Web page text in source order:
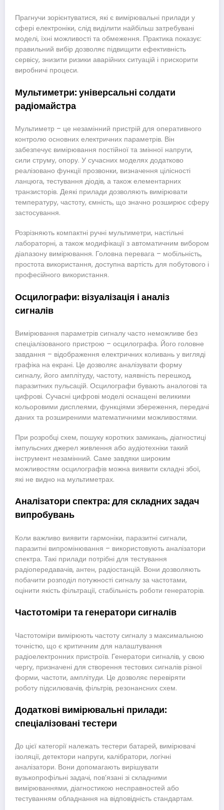
Прагнучи зорієнтуватися, які є вимірювальні прилади у
сфері електроніки, слід виділити найбільш затребувані
моделі, їхні можливості та обмеження. Практика показує:
правильний вибір дозволяє підвищити ефективність
сервісу, знизити ризики аварійних ситуацій і прискорити
виробничі процеси.
Мультиметри: універсальні солдати
радіомайстра
Мультиметр – це незамінний пристрій для оперативного
контролю основних електричних параметрів. Він
забезпечує вимірювання постійної та змінної напруги,
сили струму, опору. У сучасних моделях додатково
реалізовано функції прозвонки, визначення цілісності
ланцюга, тестування діодів, а також елементарних
транзисторів. Деякі прилади дозволяють вимірювати
температуру, частоту, ємність, що значно розширює сферу
застосування.
Розрізняють компактні ручні мультиметри, настільні
лабораторні, а також модифікації з автоматичним вибором
діапазону вимірювання. Головна перевага – мобільність,
простота використання, доступна вартість для побутового і
професійного використання.
Осцилографи: візуалізація і аналіз
сигналів
Вимірювання параметрів сигналу часто неможливе без
спеціалізованого пристрою – осцилографа. Його головне
завдання – відображення електричних коливань у вигляді
графіка на екрані. Це дозволяє аналізувати форму
сигналу, його амплітуду, частоту, наявність перешкод,
паразитних пульсацій. Осцилографи бувають аналогові та
цифрові. Сучасні цифрові моделі оснащені великими
кольоровими дисплеями, функціями збереження, передачі
даних та розширеними математичними можливостями.
При розробці схем, пошуку коротких замикань, діагностиці
імпульсних джерел живлення або аудіотехніки такий
інструмент незамінний. Саме завдяки широким
можливостям осцилографів можна виявити складні збої,
які не видно на мультиметрах.
Аналізатори спектра: для складних задач
випробувань
Коли важливо виявити гармоніки, паразитні сигнали,
паразитні випромінювання – використовують аналізатори
спектра. Такі прилади потрібні для тестування
радіопередавачів, антен, радіостанцій. Вони дозволяють
побачити розподіл потужності сигналу за частотами,
оцінити якість фільтрації, стабільність роботи генераторів.
Частотоміри та генератори сигналів
Частотоміри вимірюють частоту сигналу з максимальною
точністю, що є критичним для налаштування
радіоелектронних пристроїв. Генератори сигналів, у свою
чергу, призначені для створення тестових сигналів різної
форми, частоти, амплітуди. Це дозволяє перевіряти
роботу підсилювачів, фільтрів, резонансних схем.
Додаткові вимірювальні прилади:
спеціалізовані тестери
До цієї категорії належать тестери батарей, вимірювачі
ізоляції, детектори напруги, калібратори, логічні
аналізатори. Вони допомагають вирішувати
вузькопрофільні задачі, пов’язані зі складними
вимірюваннями, діагностикою несправностей або
тестуванням обладнання на відповідність стандартам.